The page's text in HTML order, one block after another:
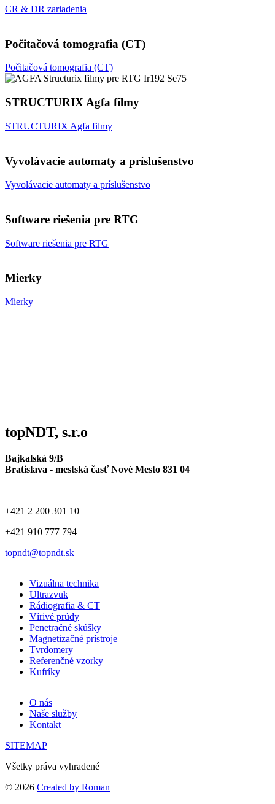
CR & DR zariadenia
Počitačová tomografia (CT)
Počitačová tomografia (CT)
STRUCTURIX Agfa filmy
STRUCTURIX Agfa filmy
Vyvolávacie automaty a príslušenstvo
Vyvolávacie automaty a príslušenstvo
Software riešenia pre RTG
Software riešenia pre RTG
Mierky
Mierky
topNDT, s.r.o
Bajkalská 9/B
Bratislava - mestská časť Nové Mesto 831 04
+421 2 200 301 10
+421 910 777 794
topndt@topndt.sk
Vizuálna technika
Ultrazvuk
Rádiografia & CT
Vírivé prúdy
Penetračné skúšky
Magnetizačné prístroje
Tvrdomery
Referenčné vzorky
Kufríky
O nás
Naše služby
Kontakt
SITEMAP
Všetky práva vyhradené
© 2026 Created by Roman